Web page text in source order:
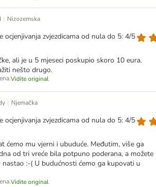
| Nizozemska
ocjenjivanja zvjezdicama od nula do 5: 4/5
ali je u 5 mjeseci poskupio skoro 10 eura.
nešto drugo.
Vidite original
| Njemačka
ocjenjivanja zvjezdicama od nula do 5: 4/5
ćemo mu vjerni i ubuduće. Međutim, više ga
od tri vreće bila potpuno poderana, a možete
nastao :-( U budućnosti ćemo ga kupovati u
Vidite original